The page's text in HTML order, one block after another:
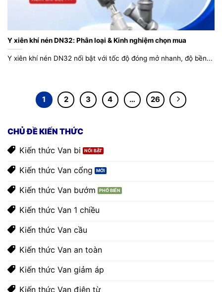
Y xiên khí nén DN32: Phân loại & Kinh nghiệm chọn mua
Y xiên khí nén DN32 nổi bật với tốc độ đóng mở nhanh, độ bền...
1 2 3 4 … 26
CHỦ ĐỀ KIẾN THỨC
Kiến thức Van bi
Kiến thức Van cổng
Kiến thức Van bướm
Kiến thức Van 1 chiều
Kiến thức Van cầu
Kiến thức Van an toàn
Kiến thức Van giảm áp
Kiến thức Van điện từ